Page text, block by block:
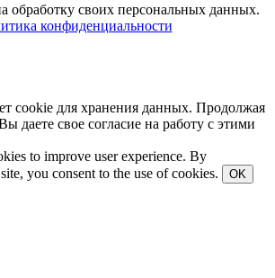
обработку своих персональных данных.
конфиденциальности
cookie для хранения данных. Продолжая
даете свое согласие на работу с этими
to improve user experience. By
you consent to the use of cookies.
OK